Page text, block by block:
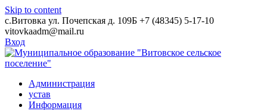
Skip to content
с.Витовка ул. Почепская д. 109Б +7 (48345) 5-17-10
vitovkaadm@mail.ru
Вход
Администрация
устав
Информация